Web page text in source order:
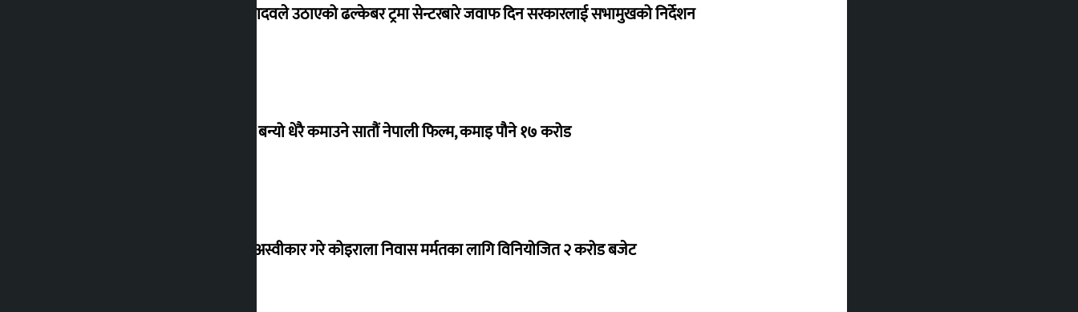
सांसद यादवले उठाएको ढल्केबर ट्रमा सेन्टरबारे जवाफ दिन सरकारलाई सभामुखको निर्देशन
‘गौंथली’ बन्यो धेरै कमाउने सातौं नेपाली फिल्म, कमाइ पौने १७ करोड
शेखरले अस्वीकार गरे कोइराला निवास मर्मतका लागि विनियोजित २ करोड बजेट